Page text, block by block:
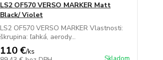
LS2 OF570 VERSO MARKER Matt
Black/ Violet
LS2 OF570 VERSO MARKER Vlastnosti:
škrupina: ľahká, aerody...
110 €/ks